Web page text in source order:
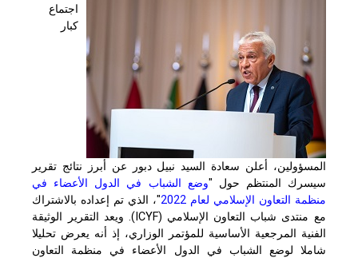
اجتماع
كبار
المسؤولين، أعلن سعادة السيد نبيل دبور عن أبرز نتائج تقرير
سيسرك المنتظم حول "وضع الشباب في الدول الأعضاء في
منظمة التعاون الإسلامي لعام 2022
"، الذي تم إعداده بالاشتراك
مع منتدى شباب التعاون الإسلامي (ICYF)
.ويعد التقرير الوثيقة
الفنية المرجعية الأساسية للمؤتمر الوزاري، إذ أنه يعرض تحليلا
شاملا لوضع الشباب في الدول الأعضاء في منظمة التعاون